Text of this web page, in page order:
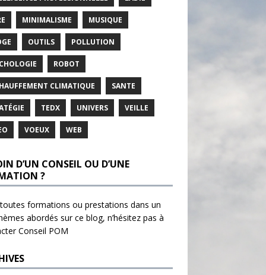
MINIMALISME MUSIQUE
OUTILS POLLUTION
ROBOT
CLIMATIQUE SANTE
TEDX UNIVERS VEILLE
VOEUX WEB
D’UN CONSEIL OU D’UNE
?
formations ou prestations dans un
abordés sur ce blog, n’hésitez pas à
Conseil POM